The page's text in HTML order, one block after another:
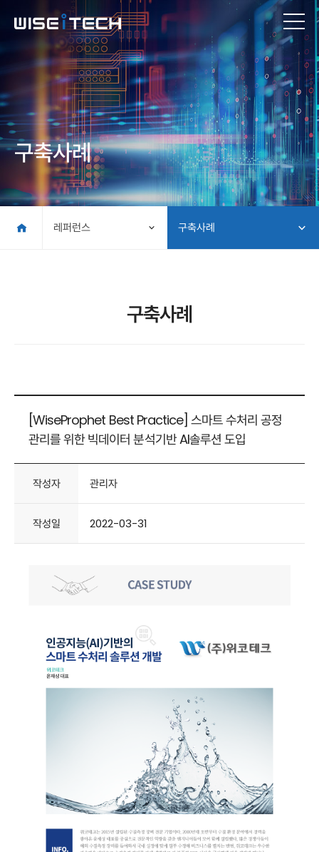
구축사례
레퍼런스 구축사례
구축사례
[WiseProphet Best Practice] 스마트 수처리 공정
관리를 위한 빅데이터 분석기반 AI솔루션 도입
작성자 관리자
작성일 2022-03-31